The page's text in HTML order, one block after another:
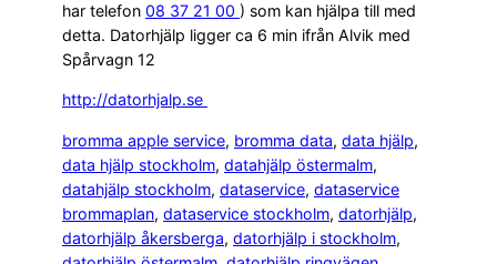
har telefon 08 37 21 00 ) som kan hjälpa till med
detta. Datorhjälp ligger ca 6 min ifrån Alvik med
Spårvagn 12
http://datorhjalp.se
bromma apple service, bromma data, data hjälp
data hjälp stockholm, datahjälp östermalm
datahjälp stockholm, dataservice, dataservice
brommaplan, dataservice stockholm, datorhjälp
datorhjälp åkersberga, datorhjälp i stockholm